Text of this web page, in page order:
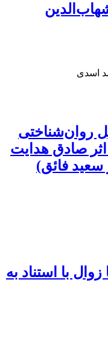
اسدی
روان‌شناختی
اثر صادق هدایت
سعید فائق)
با استناد به